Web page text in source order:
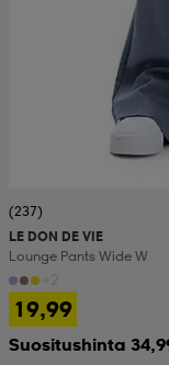
(237)
LE DON DE VIE
Lounge Pants Wide W
19,99
Suositushinta